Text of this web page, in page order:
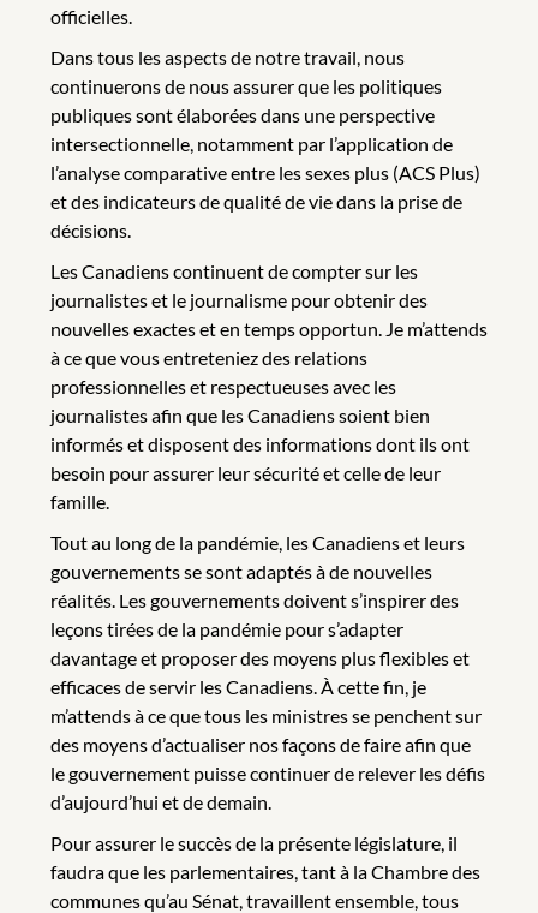
officielles.
Dans tous les aspects de notre travail, nous
continuerons de nous assurer que les politiques
publiques sont élaborées dans une perspective
intersectionnelle, notamment par l’application de
l’analyse comparative entre les sexes plus (ACS Plus)
et des indicateurs de qualité de vie dans la prise de
décisions.
Les Canadiens continuent de compter sur les
journalistes et le journalisme pour obtenir des
nouvelles exactes et en temps opportun. Je m’attends
à ce que vous entreteniez des relations
professionnelles et respectueuses avec les
journalistes afin que les Canadiens soient bien
informés et disposent des informations dont ils ont
besoin pour assurer leur sécurité et celle de leur
famille.
Tout au long de la pandémie, les Canadiens et leurs
gouvernements se sont adaptés à de nouvelles
réalités. Les gouvernements doivent s’inspirer des
leçons tirées de la pandémie pour s’adapter
davantage et proposer des moyens plus flexibles et
efficaces de servir les Canadiens. À cette fin, je
m’attends à ce que tous les ministres se penchent sur
des moyens d’actualiser nos façons de faire afin que
le gouvernement puisse continuer de relever les défis
d’aujourd’hui et de demain.
Pour assurer le succès de la présente législature, il
faudra que les parlementaires, tant à la Chambre des
communes qu’au Sénat, travaillent ensemble, tous